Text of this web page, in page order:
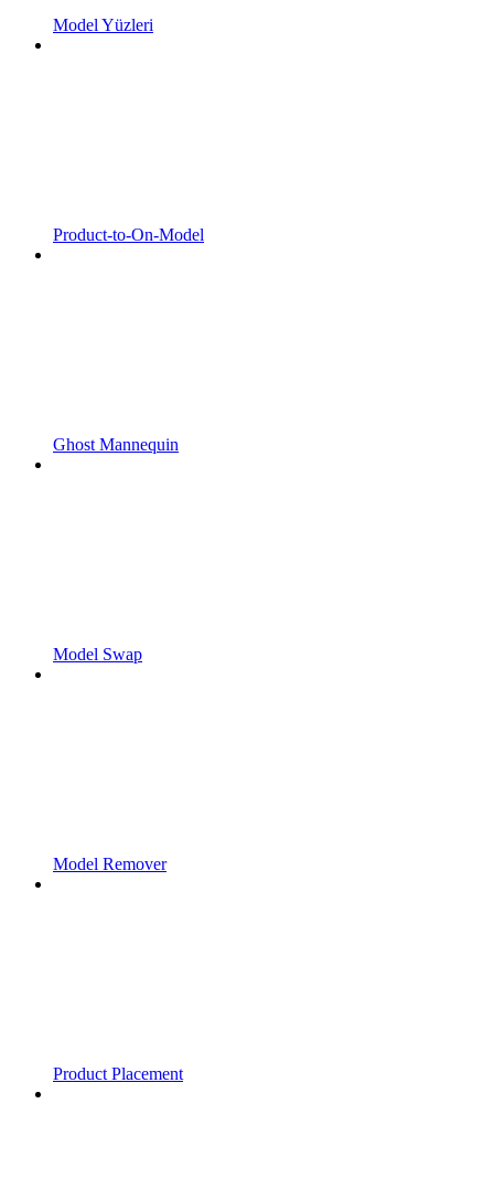
Model Yüzleri
Product-to-On-Model
Ghost Mannequin
Model Swap
Model Remover
Product Placement